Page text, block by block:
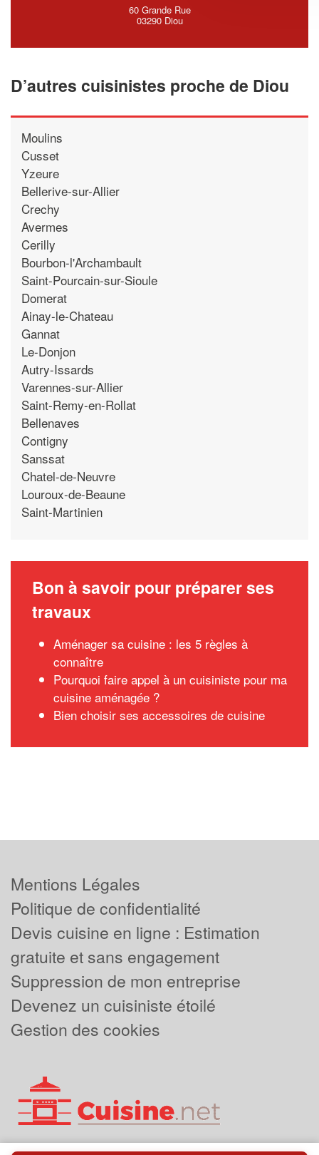
60 Grande Rue
03290 Diou
D’autres cuisinistes proche de Diou
Moulins
Cusset
Yzeure
Bellerive-sur-Allier
Crechy
Avermes
Cerilly
Bourbon-l'Archambault
Saint-Pourcain-sur-Sioule
Domerat
Ainay-le-Chateau
Gannat
Le-Donjon
Autry-Issards
Varennes-sur-Allier
Saint-Remy-en-Rollat
Bellenaves
Contigny
Sanssat
Chatel-de-Neuvre
Louroux-de-Beaune
Saint-Martinien
Bon à savoir pour préparer ses
travaux
Aménager sa cuisine : les 5 règles à
connaître
Pourquoi faire appel à un cuisiniste pour ma
cuisine aménagée ?
Bien choisir ses accessoires de cuisine
Mentions Légales
Politique de confidentialité
Devis cuisine en ligne : Estimation
gratuite et sans engagement
Suppression de mon entreprise
Devenez un cuisiniste étoilé
Gestion des cookies